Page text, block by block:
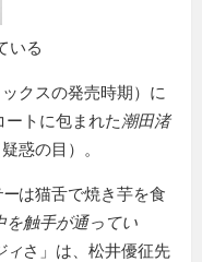
いる
クスの発売時期）に
ートに包まれた 潮田渚
惑の目）。
は猫舌で焼き芋を食
を触手が通ってい
ィさ」は、松井優征先